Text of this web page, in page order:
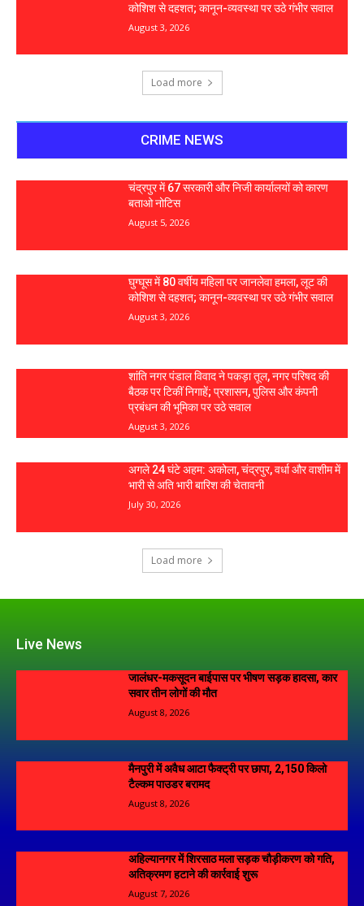
कोशिश से दहशत; कानून-व्यवस्था पर उठे गंभीर सवाल
August 3, 2026
Load more
CRIME NEWS
चंद्रपुर में 67 सरकारी और निजी कार्यालयों को कारण
बताओ नोटिस
August 5, 2026
घुग्घूस में 80 वर्षीय महिला पर जानलेवा हमला, लूट की
कोशिश से दहशत; कानून-व्यवस्था पर उठे गंभीर सवाल
August 3, 2026
शांति नगर पंडाल विवाद ने पकड़ा तूल, नगर परिषद की
बैठक पर टिकीं निगाहें; प्रशासन, पुलिस और कंपनी
प्रबंधन की भूमिका पर उठे सवाल
August 3, 2026
अगले 24 घंटे अहम: अकोला, चंद्रपुर, वर्धा और वाशीम में
भारी से अति भारी बारिश की चेतावनी
July 30, 2026
Load more
Live News
जालंधर-मकसूदन बाईपास पर भीषण सड़क हादसा, कार
सवार तीन लोगों की मौत
August 8, 2026
मैनपुरी में अवैध आटा फैक्ट्री पर छापा, 2,150 किलो
टैल्कम पाउडर बरामद
August 8, 2026
अहिल्यानगर में शिरसाठ मला सड़क चौड़ीकरण को गति,
अतिक्रमण हटाने की कार्रवाई शुरू
August 7, 2026